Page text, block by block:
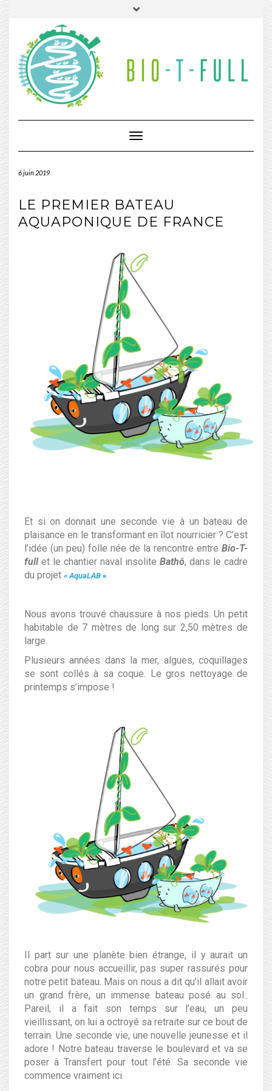
Toggle
Navigation
6 juin 2019
LE PREMIER BATEAU
AQUAPONIQUE DE FRANCE
Et si on donnait une seconde vie à un bateau de
plaisance en le transformant en îlot nourricier ? C’est
l’idée (un peu) folle née de la rencontre entre Bio-T-
fullet le chantier naval insolite Bathô, dans le cadre
du projet « AquaLAB ».
Nous avons trouvé chaussure à nos pieds. Un petit
habitable de 7 mètres de long sur 2,50 mètres de
large.
Plusieurs années dans la mer, algues, coquillages
se sont collés à sa coque. Le gros nettoyage de
printemps s’impose !
Il part sur une planète bien étrange, il y aurait un
cobra pour nous accueillir, pas super rassurés pour
notre petit bateau. Mais on nous a dit qu’il allait avoir
un grand frère, un immense bateau posé au sol..
Pareil, il a fait son temps sur l’eau, un peu
vieillissant, on lui a octroyé sa retraite sur ce bout de
terrain. Une seconde vie, une nouvelle jeunesse et il
adore ! Notre bateau traverse le boulevard et va se
poser à Transfert pour tout l’été. Sa seconde vie
commence vraiment ici.